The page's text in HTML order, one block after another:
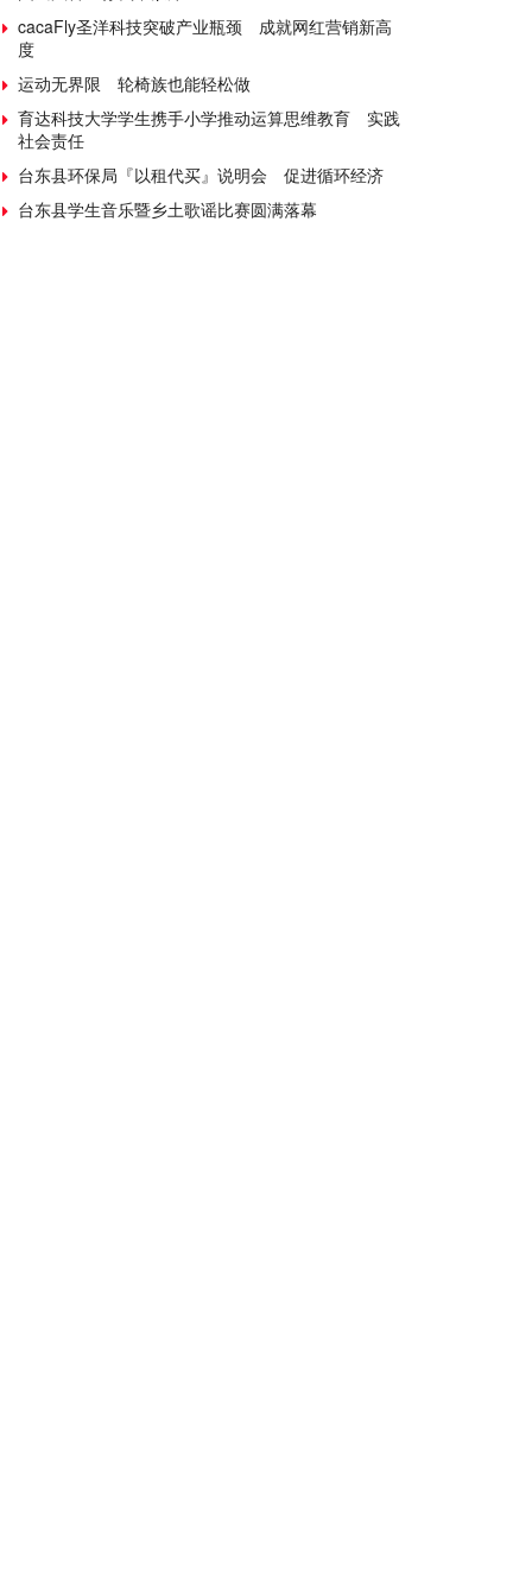
cacaFly圣洋科技突破产业瓶颈 成就网红营销新高
度
运动无界限 轮椅族也能轻松做
育达科技大学学生携手小学推动运算思维教育 实践
社会责任
台东县环保局『以租代买』说明会 促进循环经济
台东县学生音乐暨乡土歌谣比赛圆满落幕